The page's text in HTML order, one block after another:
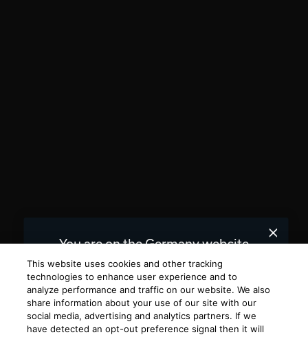
You are on the Germany website.
We recommendUnited States
Choose a different website.
GERMANY UNITED STATES
This website uses cookies and other tracking
technologies to enhance user experience and to
analyze performance and traffic on our website. We also
share information about your use of our site with our
social media, advertising and analytics partners. If we
have detected an opt-out preference signal then it will